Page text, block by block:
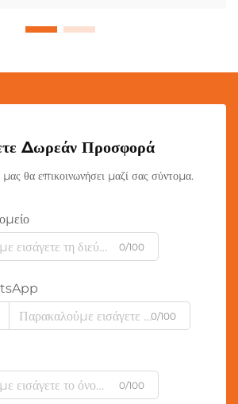
Δωρεάν Προσφορά
θα επικοινωνήσει μαζί σας σύντομα.
0/100
0/100
0/100